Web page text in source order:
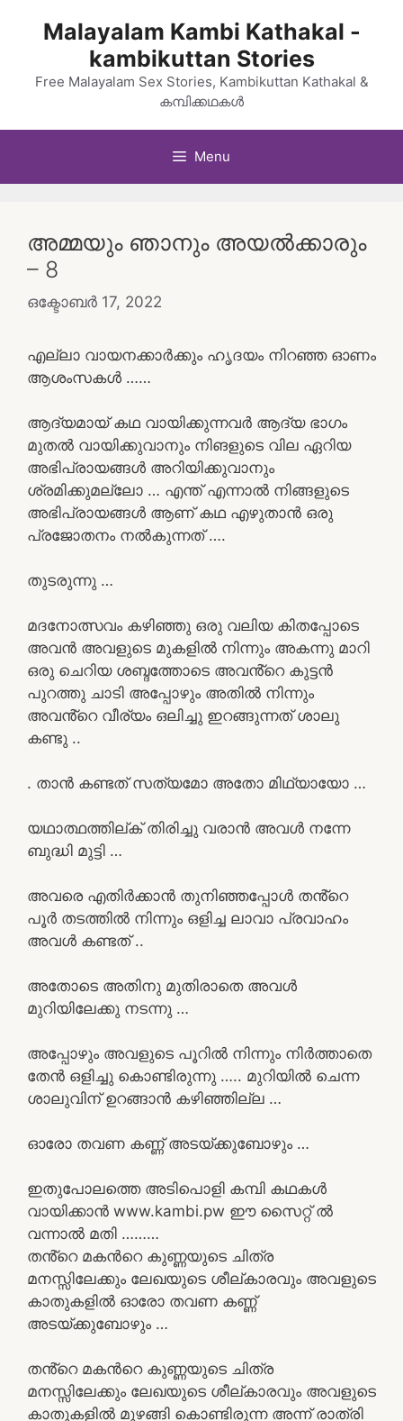
Malayalam Kambi Kathakal -
kambikuttan Stories
Free Malayalam Sex Stories, Kambikuttan Kathakal &
കമ്പിക്കഥകൾ
Menu
അമ്മയും ഞാനും അയൽക്കാരും
– 8
ഒക്ടോബർ 17, 2022
എല്ലാ വായനക്കാർക്കും ഹൃദയം നിറഞ്ഞ ഓണം
ആശംസകൾ ……
ആദ്യമായ് കഥ വായിക്കുന്നവർ ആദ്യ ഭാഗം
മുതൽ വായിക്കുവാനും നിങളുടെ വില ഏറിയ
അഭിപ്രായങ്ങൾ അറിയിക്കുവാനും
ശ്രമിക്കുമല്ലോ … എന്ത് എന്നാൽ നിങ്ങളുടെ
അഭിപ്രായങ്ങൾ ആണ് കഥ എഴുതാൻ ഒരു
പ്രജോതനം നൽകുന്നത് ….
തുടരുന്നു …
മദനോത്സവം കഴിഞ്ഞു ഒരു വലിയ കിതപ്പോടെ
അവൻ അവളുടെ മുകളിൽ നിന്നും അകന്നു മാറി
ഒരു ചെറിയ ശബ്ദത്തോടെ അവൻ്റെ കുട്ടൻ
പുറത്തു ചാടി അപ്പോഴും അതിൽ നിന്നും
അവൻ്റെ വീര്യം ഒലിച്ചു ഇറങ്ങുന്നത് ശാലു
കണ്ടു ..
. താൻ കണ്ടത് സത്യമോ അതോ മിഥ്യായോ …
യഥാത്ഥത്തില്ക് തിരിച്ചു വരാൻ അവൾ നന്നേ
ബുദ്ധി മുട്ടി …
അവരെ എതിർക്കാൻ തുനിഞ്ഞപ്പോൾ തൻ്റെ
പൂർ തടത്തിൽ നിന്നും ഒളിച്ച ലാവാ പ്രവാഹം
അവൾ കണ്ടത് ..
അതോടെ അതിനു മുതിരാതെ അവൾ
മുറിയിലേക്കു നടന്നു …
അപ്പോഴും അവളുടെ പൂറിൽ നിന്നും നിർത്താതെ
തേൻ ഒളിച്ചു കൊണ്ടിരുന്നു ….. മുറിയിൽ ചെന്ന
ശാലുവിന് ഉറങ്ങാൻ കഴിഞ്ഞില്ല …
ഓരോ തവണ കണ്ണ് അടയ്ക്കുബോഴും …
ഇതുപോലത്തെ അടിപൊളി കമ്പി കഥകൾ
വായിക്കാൻ www.kambi.pw ഈ സൈറ്റ് ൽ
വന്നാൽ മതി ………
തൻ്റെ മകൻറെ കുണ്ണയുടെ ചിത്ര
മനസ്സിലേക്കും ലേഖയുടെ ശീല്കാരവും അവളുടെ
കാതുകളിൽ ഓരോ തവണ കണ്ണ്
അടയ്ക്കുബോഴും …
തൻ്റെ മകൻറെ കുണ്ണയുടെ ചിത്ര
മനസ്സിലേക്കും ലേഖയുടെ ശീല്കാരവും അവളുടെ
കാതുകളിൽ മുഴങ്ങി കൊണ്ടിരുന്ന അന്ന് രാത്രി